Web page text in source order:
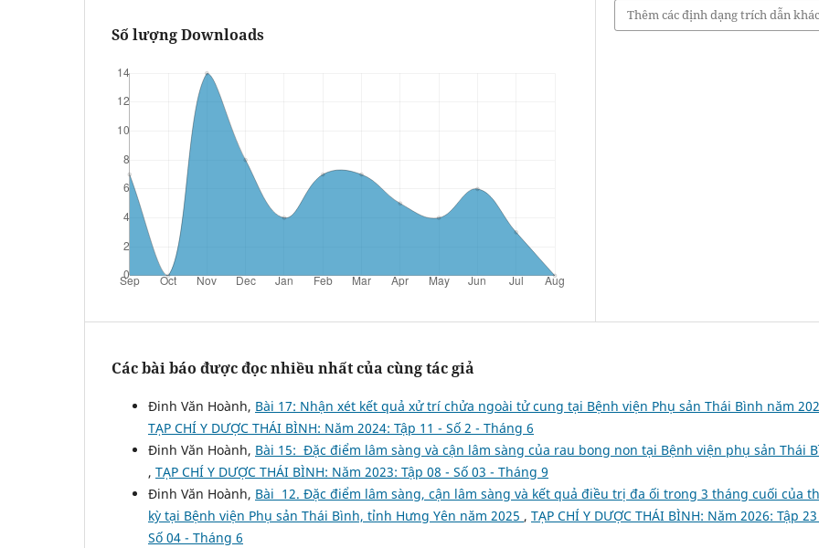
Số lượng Downloads
Thêm các định dạng trích dẫn khác
Các bài báo được đọc nhiều nhất của cùng tác giả
Đinh Văn Hoành, Bài 17: Nhận xét kết quả xử trí chửa ngoài tử cung tại Bệnh viện Phụ sản Thái Bình năm
TẠP CHÍ Y DƯỢC THÁI BÌNH: Năm 2024: Tập 11 - Số 2 - Tháng 6
Đinh Văn Hoành, Bài 15: Đặc điểm lâm sàng và cận lâm sàng của rau bong non tại Bệnh viện phụ sản Thái
, TẠP CHÍ Y DƯỢC THÁI BÌNH: Năm 2023: Tập 08 - Số 03 - Tháng 9
Đinh Văn Hoành, Bài 12. Đặc điểm lâm sàng, cận lâm sàng và kết quả điều trị đa ối trong 3 tháng cuối của
kỳ tại Bệnh viện Phụ sản Thái Bình, tỉnh Hưng Yên năm 2025 , TẠP CHÍ Y DƯỢC THÁI BÌNH: Năm 2026: Tập
Số 04 - Tháng 6